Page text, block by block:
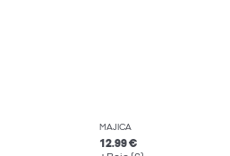
MAJICA
12.99 €